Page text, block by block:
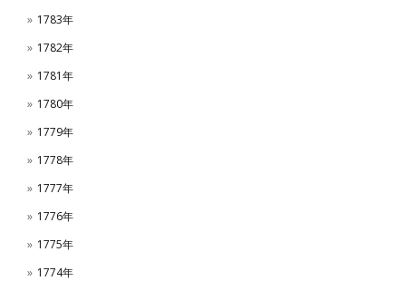
1783年
1782年
1781年
1780年
1779年
1778年
1777年
1776年
1775年
1774年